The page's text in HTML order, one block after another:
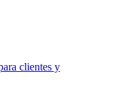
clientes y